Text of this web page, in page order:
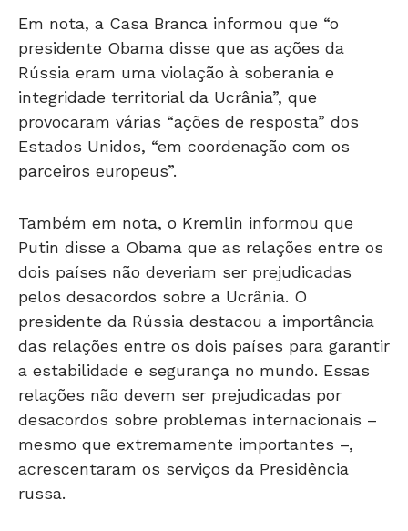
Em nota, a Casa Branca informou que “o
presidente Obama disse que as ações da
Rússia eram uma violação à soberania e
integridade territorial da Ucrânia”, que
provocaram várias “ações de resposta” dos
Estados Unidos, “em coordenação com os
parceiros europeus”.
Também em nota, o Kremlin informou que
Putin disse a Obama que as relações entre os
dois países não deveriam ser prejudicadas
pelos desacordos sobre a Ucrânia. O
presidente da Rússia destacou a importância
das relações entre os dois países para garantir
a estabilidade e segurança no mundo. Essas
relações não devem ser prejudicadas por
desacordos sobre problemas internacionais –
mesmo que extremamente importantes –,
acrescentaram os serviços da Presidência
russa.